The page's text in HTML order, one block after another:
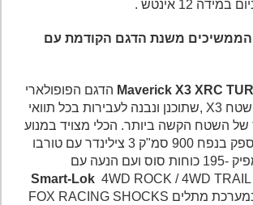
12 אינטש .
בדגמי 2021 הממשיכים משנת הדגם הקודמת עם
Maverick X3 XRCהדגם הפופולארי
מסדרת רכבי השטח X3 ,שתוכנן ונבנה לעבירות בכל תוואי
של השטח הקשה ביותר. הכלי מצויד במנוע
עתיר מומנט והספק בנפח 900 סמ"ק 3 צילינדר עם טורבו
ומצנן ביניים המפיק -195 כוחות סוס ועם הנעה עם
Smart-Lok4WD ROCK / 4WD
2WD / 4WD ובמערכת מתלים FOX RACING SHOCKS